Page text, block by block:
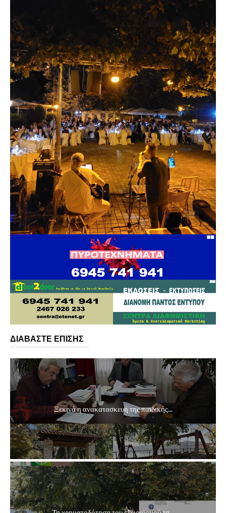
ΔΙΑΒΑΣΤΕ ΕΠΙΣΗΣ
Ξεκινά η ανακατασκευή της παιδικής...